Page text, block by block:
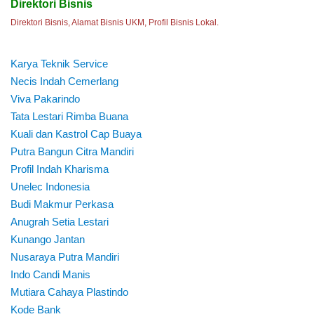
Direktori Bisnis
Direktori Bisnis, Alamat Bisnis UKM, Profil Bisnis Lokal.
Karya Teknik Service
Necis Indah Cemerlang
Viva Pakarindo
Tata Lestari Rimba Buana
Kuali dan Kastrol Cap Buaya
Putra Bangun Citra Mandiri
Profil Indah Kharisma
Unelec Indonesia
Budi Makmur Perkasa
Anugrah Setia Lestari
Kunango Jantan
Nusaraya Putra Mandiri
Indo Candi Manis
Mutiara Cahaya Plastindo
Kode Bank